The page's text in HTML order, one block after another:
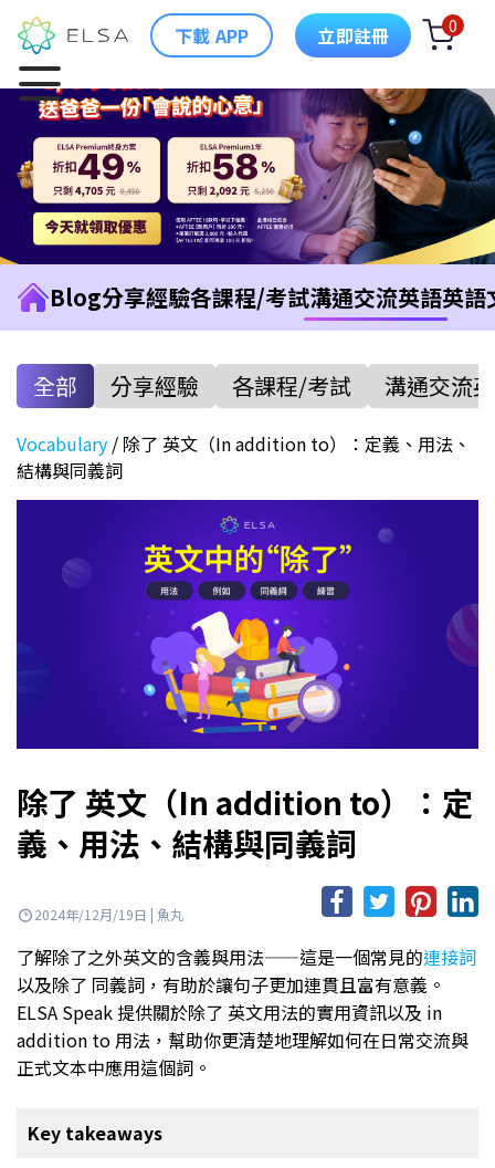
下載 APP 立即註冊 0
Blog分享經驗各課程/考試溝通交流英語英語
全部 分享經驗 各課程/考試 溝通交流
Vocabulary / 除了 英文（In addition to）：定義、用法、
結構與同義詞
除了 英文（In addition to）：定
義、用法、結構與同義詞
2024年/12月/19日 | 魚丸
了解除了之外英文的含義與用法——這是一個常見的連接詞
以及除了 同義詞，有助於讓句子更加連貫且富有意義。
ELSA Speak 提供關於除了 英文用法的實用資訊以及 in
addition to 用法，幫助你更清楚地理解如何在日常交流與
正式文本中應用這個詞。
Key takeaways